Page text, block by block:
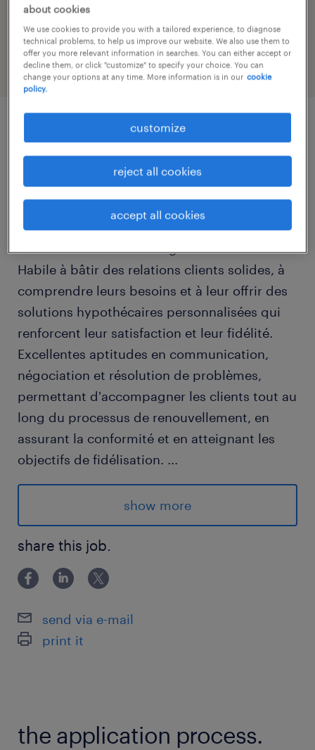
job category
administrative & support services
job details
Spécialiste en renouvellement de prêts
hypothécaires, axé(e) sur les résultats et la
satisfaction client, possédant une expertise
en la matière et en stratégies de fidélisation.
Habile à bâtir des relations clients solides, à
comprendre leurs besoins et à leur offrir des
solutions hypothécaires personnalisées qui
renforcent leur satisfaction et leur fidélité.
Excellentes aptitudes en communication,
négociation et résolution de problèmes,
permettant d'accompagner les clients tout au
long du processus de renouvellement, en
assurant la conformité et en atteignant les
objectifs de fidélisation. ...
Titre du poste : Spécialiste bilingue en
fidélisation hypothécaire
📅 Durée : Contrat de 12 mois
Avantages
show more
share this job.
send via e-mail
print it
the application process.
about cookies
We use cookies to provide you with a tailored experience, to diagnose
technical problems, to help us improve our website. We also use them to
offer you more relevant information in searches. You can either accept or
decline them, or click "customize" to specify your choice. You can
change your options at any time. More information is in our cookie
policy.
customize
reject all cookies
accept all cookies